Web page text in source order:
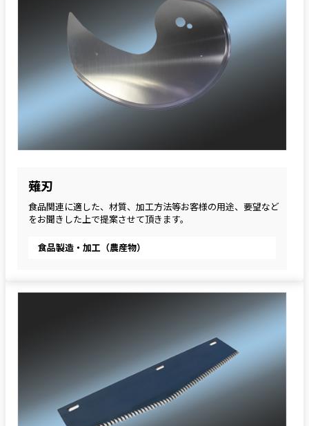
薙刃
食品関連に適した、材質、加工方法等お客様の用途、要望など
をお聞きした上で提案させて頂きます。
食品製造・加工（農産物）